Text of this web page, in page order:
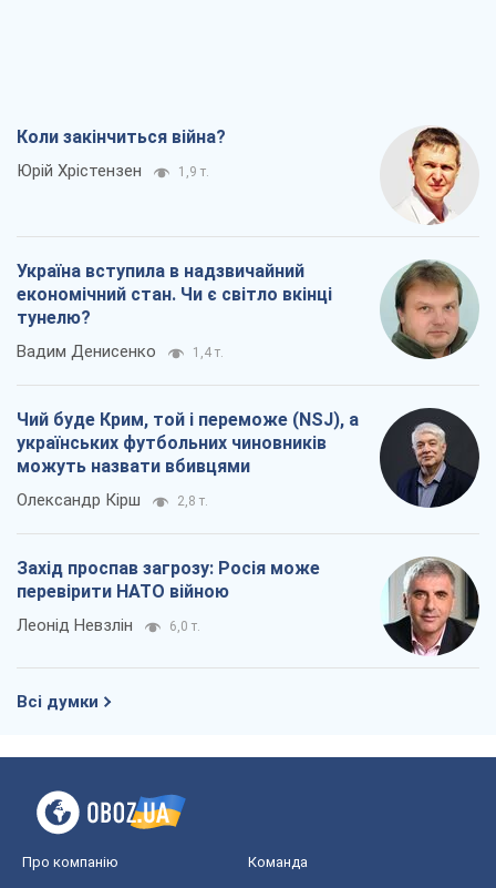
Коли закінчиться війна?
Юрій Хрістензен 1,9 т.
Україна вступила в надзвичайний
економічний стан. Чи є світло вкінці
тунелю?
Вадим Денисенко 1,4 т.
Чий буде Крим, той і переможе (NSJ), а
українських футбольних чиновників
можуть назвати вбивцями
Олександр Кірш 2,8 т.
Захід проспав загрозу: Росія може
перевірити НАТО війною
Леонід Невзлін 6,0 т.
Всі думки
Про компанію Команда